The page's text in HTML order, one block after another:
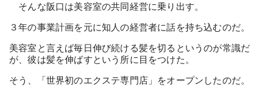
そんな阪口は美容室の共同経営に乗り出す。
３年の事業計画を元に知人の経営者に話を持ち込むのだ。
美容室と言えば毎日伸び続ける髪を切るというのが常識だ
が、彼は髪を伸ばすという所に目をつけた。
そう、「世界初のエクステ専門店」をオープンしたのだ。